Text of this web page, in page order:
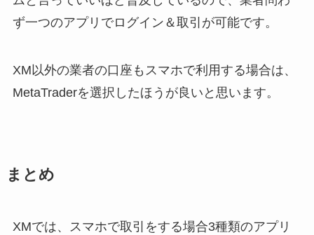
ず一つのアプリでログイン＆取引が可能です。
XM以外の業者の口座もスマホで利用する場合は、
MetaTraderを選択したほうが良いと思います。
まとめ
XMでは、スマホで取引をする場合3種類のアプリ